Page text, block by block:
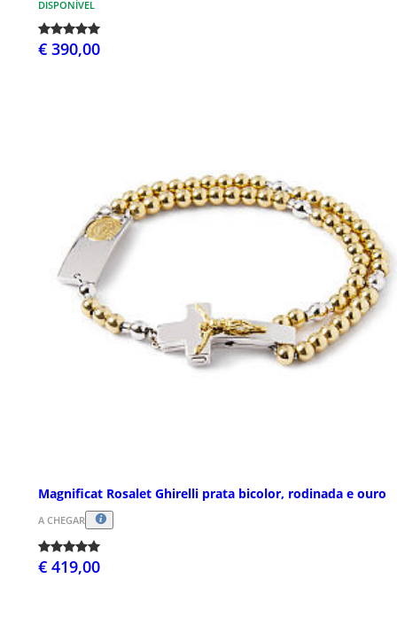
DISPONÍVEL
€ 390,00
Magnificat Rosalet Ghirelli prata bicolor, rodinada e ouro
A CHEGAR
€ 419,00